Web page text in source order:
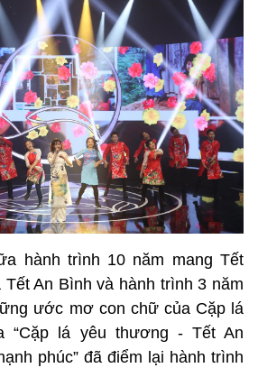
hành trình 10 năm mang Tết
An Bình và hành trình 3 năm
ước mơ con chữ của Cặp lá
“Cặp lá yêu thương - Tết An
phúc” đã điểm lại hành trình